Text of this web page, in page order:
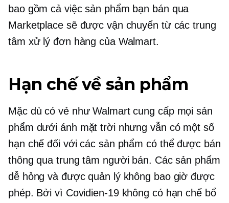
bao gồm cả việc sản phẩm bạn bán qua
Marketplace sẽ được vận chuyển từ các trung
tâm xử lý đơn hàng của Walmart.
Hạn chế về sản phẩm
Mặc dù có vẻ như Walmart cung cấp mọi sản
phẩm dưới ánh mặt trời nhưng vẫn có một số
hạn chế đối với các sản phẩm có thể được bán
thông qua trung tâm người bán. Các sản phẩm
dễ hỏng và được quản lý không bao giờ được
phép. Bởi vì Covidien-19không có hạn chế bổ